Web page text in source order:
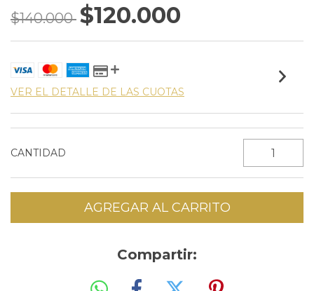
$140.000 $120.000
VER EL DETALLE DE LAS CUOTAS
CANTIDAD
Compartir: